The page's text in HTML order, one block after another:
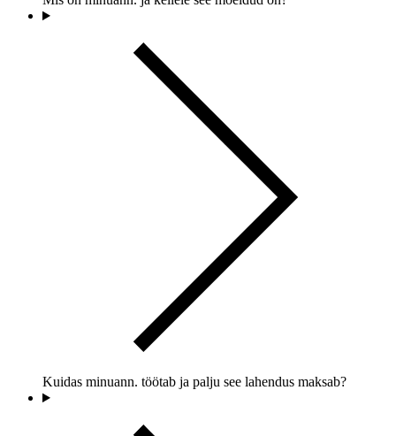
Kuidas minuann. töötab ja palju see lahendus maksab?